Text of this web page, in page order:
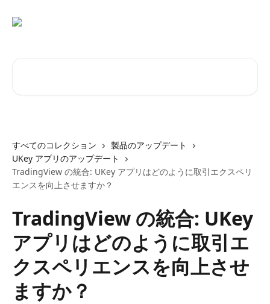
すべてのコレクション
製品のアップデート
UKey アプリのアップデート
TradingView の統合: UKey アプリはどのように取引エクスペリ
エンスを向上させますか？
TradingView の統合: UKey
アプリはどのように取引エ
クスペリエンスを向上させ
ますか？